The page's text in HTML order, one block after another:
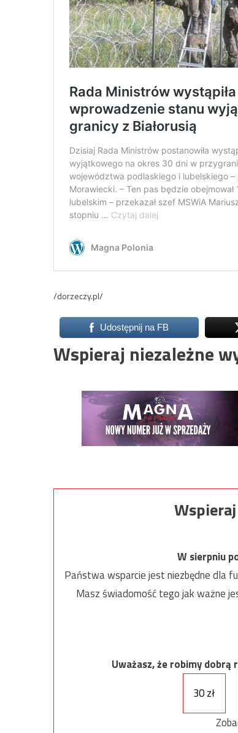
/dorzeczy.pl/
Udostępnij na FB
Wspieraj niezależne
W sierpniu
Państwa wsparcie jest niezbędne dla
Masz świadomość tego jak ważne
Uważasz, że robimy
30 zł